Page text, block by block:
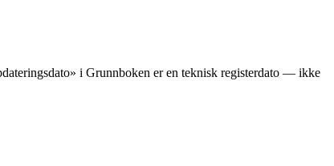
i Grunnboken er en teknisk registerdato — ikke